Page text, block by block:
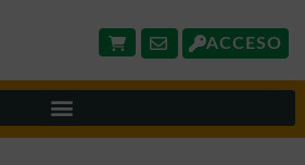
ACCESO